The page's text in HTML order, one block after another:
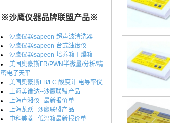
※沙鹰仪器品牌联盟产品※
沙鹰仪器sapeen-超声波清洗器
沙鹰仪器sapeen-台式浊度仪
沙鹰仪器sapeen-培养箱干燥箱
美国奥豪斯FR/PWN半微量/分析/精
密电子天平
美国奥豪斯FB/FC 酸度计 电导率仪
上海美谱达--沙鹰联盟产品
上海卢湘仪--最新报价单
上海龙跃--沙鹰联盟产品
中科美菱--低温箱最新报价单